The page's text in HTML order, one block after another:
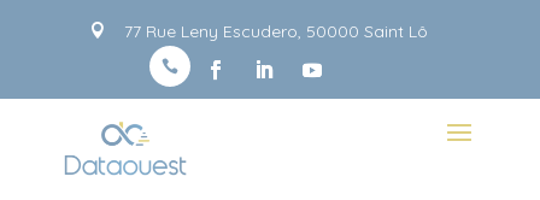
 77 Rue Leny Escudero, 50000 Saint Lô
